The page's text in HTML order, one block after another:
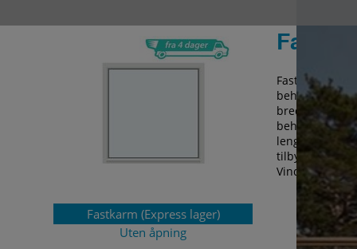
Fastkarm (Express lager)
Uten åpning
Faste vinduer
behov. Det
bredt utvalg
behov og
lengst mulig
tilby
Vindupro